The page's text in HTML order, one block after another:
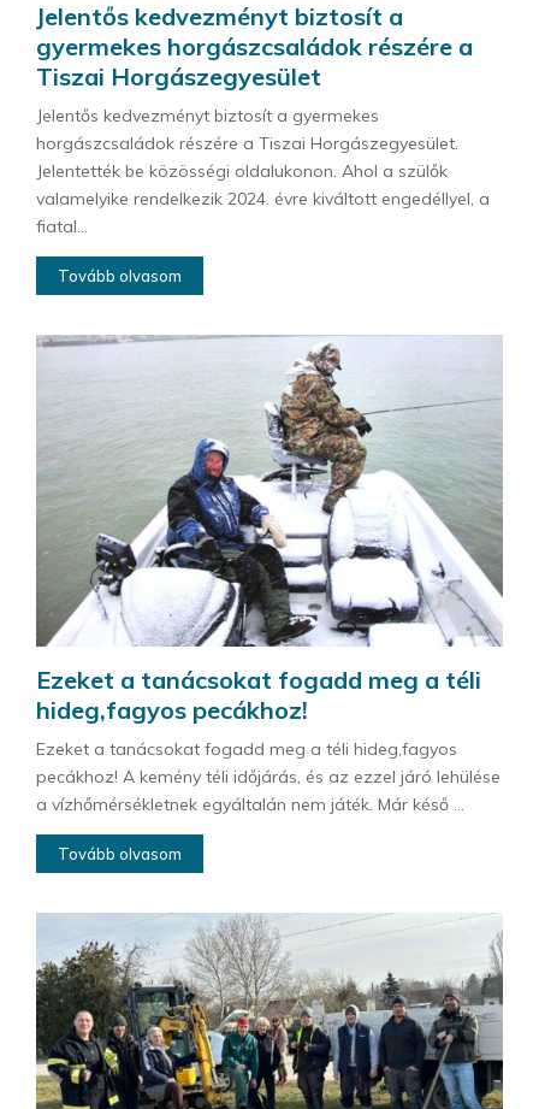
Jelentős kedvezményt biztosít a
gyermekes horgászcsaládok részére a
Tiszai Horgászegyesület
Jelentős kedvezményt biztosít a gyermekes
horgászcsaládok részére a Tiszai Horgászegyesület.
Jelentették be közösségi oldalukonon. Ahol a szülők
valamelyike rendelkezik 2024. évre kiváltott engedéllyel, a
fiatal...
Tovább olvasom
Ezeket a tanácsokat fogadd meg a téli
hideg,fagyos pecákhoz!
Ezeket a tanácsokat fogadd meg a téli hideg,fagyos
pecákhoz! A kemény téli időjárás, és az ezzel járó lehülése
a vízhőmérsékletnek egyáltalán nem játék. Már késő ...
Tovább olvasom